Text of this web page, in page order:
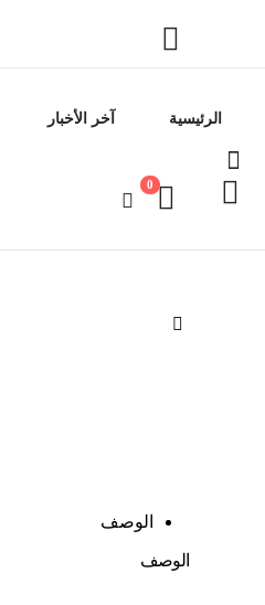
الرئيسية آخر الأخبار
0
الوصف
الوصف